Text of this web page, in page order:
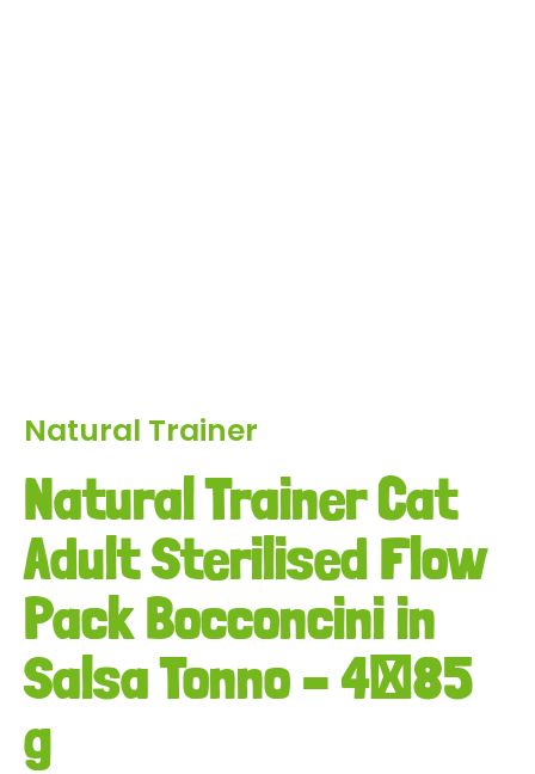
Natural Trainer
Natural Trainer Cat
Adult Sterilised Flow
Pack Bocconcini in
Salsa Tonno – 4×85
g